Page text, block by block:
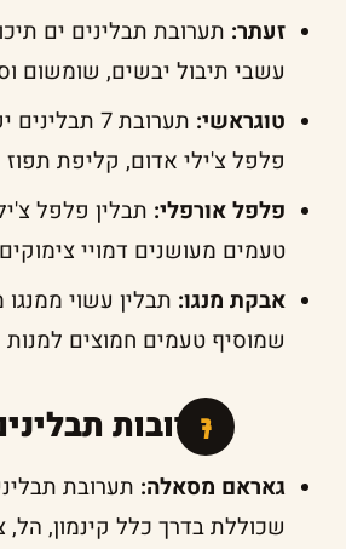
זעתר: תערובת תבלינים ים
עשבי תיבול יבשים, שומשום
טוגראשי:
תערובת 7
פלפל צ'ילי אדום, קליפת תפוז
פלפל אורפלי: תבלין פלפל
טעמים מעושנים דמויי
אבקת מנגו: תבלין עשוי
שמוסיף טעמים חמוצים למנות
תערובות
גאראם מסאלה: תערובת
שכוללת בדרך כלל קינמון, הל,